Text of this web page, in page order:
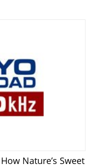
Nature’s Sweet